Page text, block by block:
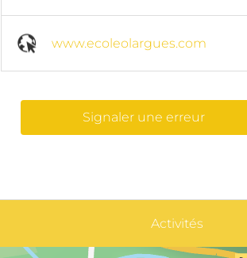
www.ecoleolargues.com
Signaler une erreur
Activités